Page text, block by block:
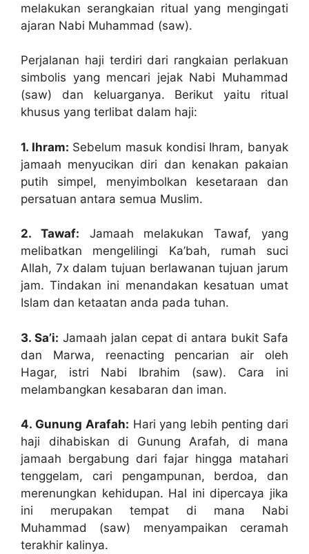
melakukan serangkaian ritual yang mengingati
ajaran Nabi Muhammad (saw).
Perjalanan haji terdiri dari rangkaian perlakuan
simbolis yang mencari jejak Nabi Muhammad
(saw) dan keluarganya. Berikut yaitu ritual
khusus yang terlibat dalam haji:
1. Ihram: Sebelum masuk kondisi Ihram, banyak
jamaah menyucikan diri dan kenakan pakaian
putih simpel, menyimbolkan kesetaraan dan
persatuan antara semua Muslim.
2. Tawaf: Jamaah melakukan Tawaf, yang
melibatkan mengelilingi Ka’bah, rumah suci
Allah, 7x dalam tujuan berlawanan tujuan jarum
jam. Tindakan ini menandakan kesatuan umat
Islam dan ketaatan anda pada tuhan.
3. Sa’i: Jamaah jalan cepat di antara bukit Safa
dan Marwa, reenacting pencarian air oleh
Hagar, istri Nabi Ibrahim (saw). Cara ini
melambangkan kesabaran dan iman.
4. Gunung Arafah: Hari yang lebih penting dari
haji dihabiskan di Gunung Arafah, di mana
jamaah bergabung dari fajar hingga matahari
tenggelam, cari pengampunan, berdoa, dan
merenungkan kehidupan. Hal ini dipercaya jika
ini merupakan tempat di mana Nabi
Muhammad (saw) menyampaikan ceramah
terakhir kalinya.